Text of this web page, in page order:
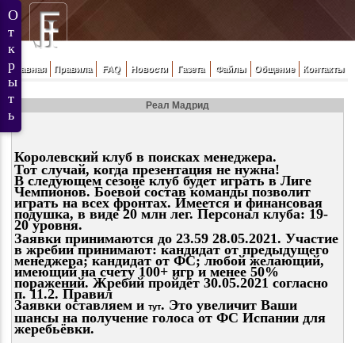
Главная Правила FAQ Новости Газета Файлы Общение Контакты
Реал Мадрид
Королевский клуб в поисках менеджера.
Тот случай, когда презентация не нужна!
В следующем сезоне клуб будет играть в Лиге
Чемпионов. Боевой состав команды позволит
играть на всех фронтах. Имеется и финансовая
подушка, в виде 20 млн лег. Персонал клуба: 19-
20 уровня.
Заявки принимаются до 23.59 28.05.2021. Участие
в жребии принимают: кандидат от предыдущего
менеджера; кандидат от ФС; любой желающий,
имеющий на счету 100+ игр и менее 50%
поражений. Жребий пройдёт 30.05.2021 согласно
п. 11.2. Правил
Заявки оставляеми тут. Это увеличит Ваши
шансы на получение голоса от ФС Испании для
жеребьёвки.